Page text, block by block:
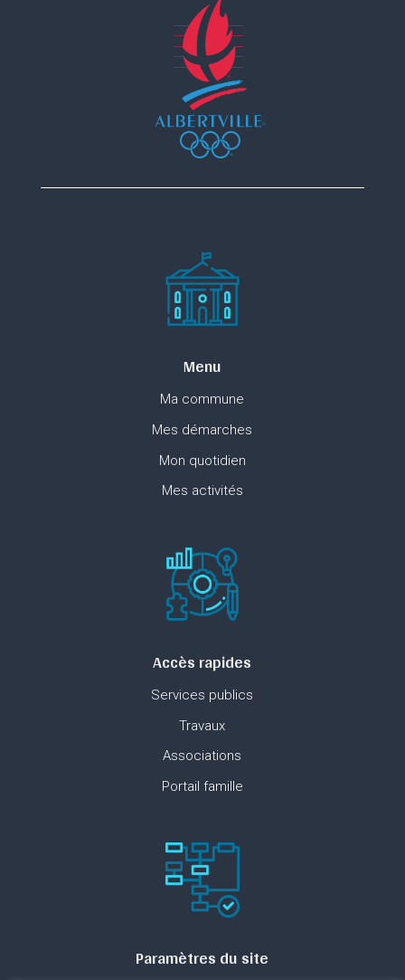
Menu
Ma commune
Mes démarches
Mon quotidien
Mes activités
Accès rapides
Services publics
Travaux
Associations
Portail famille
Paramètres du site